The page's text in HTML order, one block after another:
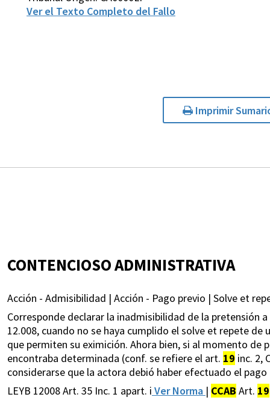
Ver el Texto Completo del Fallo
Imprimir
CONTENCIOSO ADMINISTRATIVA
Acción - Admisibilidad | Acción - Pago previo | Solve et
Corresponde declarar la inadmisibilidad de la pretensión
12.008, cuando no se haya cumplido el solve et repete
que permiten su eximición. Ahora bien, si al momento
encontraba determinada (conf. se refiere el art. 19 inc. 2,
considerarse que la actora debió haber efectuado el
LEYB 12008 Art. 35 Inc. 1 apart. i Ver Norma | CCAB Art. 19